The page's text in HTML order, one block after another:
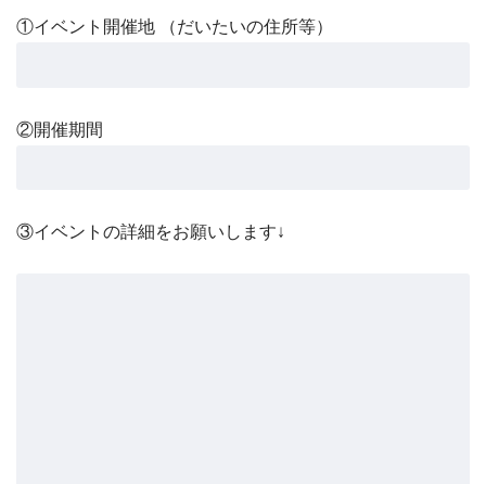
①イベント開催地 （だいたいの住所等）
②開催期間
③イベントの詳細をお願いします↓